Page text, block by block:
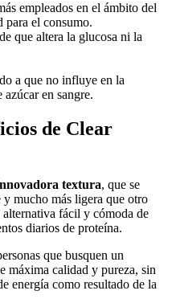
empleados en el ámbito del
para el consumo.
que altera la glucosa ni la
a que no influye en la
en sangre.
de Clear
textura, que se
y mucho más ligera que otro
fácil y cómoda de
diarios de proteína.
que busquen un
máxima calidad y pureza, sin
energía como resultado de la